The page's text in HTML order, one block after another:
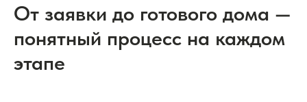
От заявки до готового дома —
понятный процесс на каждом
этапе